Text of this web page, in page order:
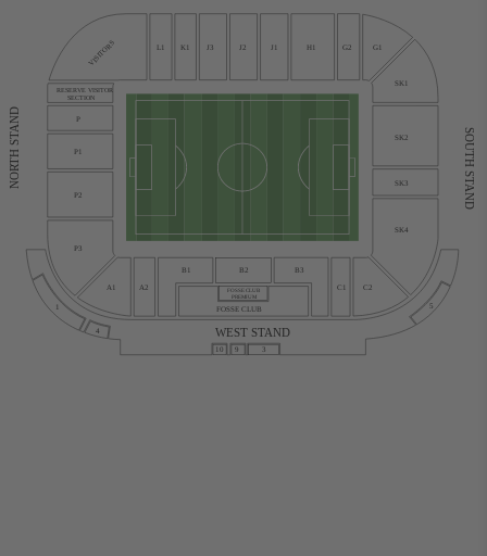
FOSSE CLUB
FOSSE CLUB
PREMIUM
K1 J3 J2 H1 G2 G1
A1 A2
B1 B2 B3
C1 C2
1
3
4
5
9
10
WEST STAND
VISITORS
RESERVE VISITOR
SECTION
SK1
SK2
SK3
SK4
P
P1
P2
P3
SOUTH STAND
NORTH STAND